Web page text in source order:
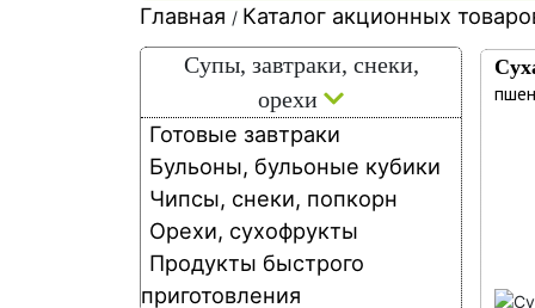
Собственная
Собственное
Главная / Каталог акционных
Cупы, завтраки, снеки,
орехи
Готовые завтраки
Бульоны, бульоные кубики
Чипсы, снеки, попкорн
Орехи, сухофрукты
Продукты быстрого
приготовления